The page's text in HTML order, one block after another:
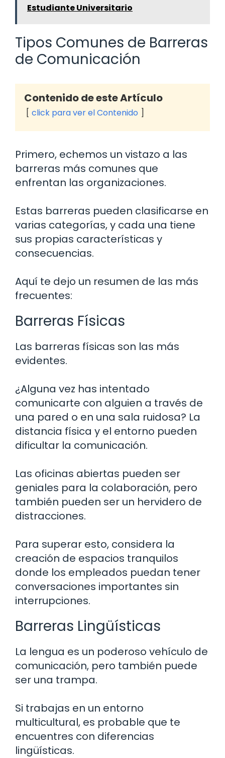
Estudiante Universitario
Tipos Comunes de Barreras
de Comunicación
Contenido de este Artículo
click para ver el Contenido
Primero, echemos un vistazo a las
barreras más comunes que
enfrentan las organizaciones.
Estas barreras pueden clasificarse en
varias categorías, y cada una tiene
sus propias características y
consecuencias.
Aquí te dejo un resumen de las más
frecuentes:
Barreras Físicas
Las barreras físicas son las más
evidentes.
¿Alguna vez has intentado
comunicarte con alguien a través de
una pared o en una sala ruidosa? La
distancia física y el entorno pueden
dificultar la comunicación.
Las oficinas abiertas pueden ser
geniales para la colaboración, pero
también pueden ser un hervidero de
distracciones.
Para superar esto, considera la
creación de espacios tranquilos
donde los empleados puedan tener
conversaciones importantes sin
interrupciones.
Barreras Lingüísticas
La lengua es un poderoso vehículo de
comunicación, pero también puede
ser una trampa.
Si trabajas en un entorno
multicultural, es probable que te
encuentres con diferencias
lingüísticas.